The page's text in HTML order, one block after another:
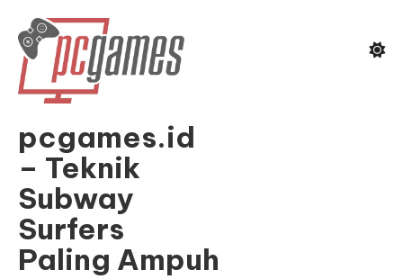
Content
pcgames.id
– Teknik
Subway
Surfers
Paling Ampuh